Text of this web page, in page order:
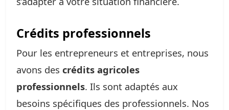
Crédits professionnels
Pour les entrepreneurs et entreprises, nous
avons des crédits agricoles
professionnels. Ils sont adaptés aux
besoins spécifiques des professionnels. Nos